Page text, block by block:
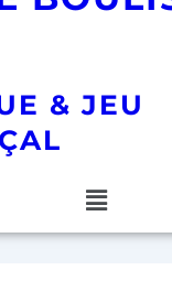
& JEU